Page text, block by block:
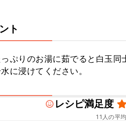
ト
ぷりのお湯に茹でると白玉
に浸けてください。
レシピ満足度
11 人の平